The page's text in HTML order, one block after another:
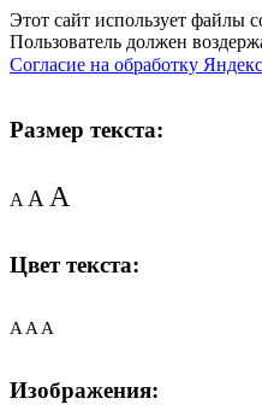
Этот сайт использует файлы
Пользователь должен
Согласие на обработку
Размер текста:
AAA
Цвет текста:
A A A
Изображения: